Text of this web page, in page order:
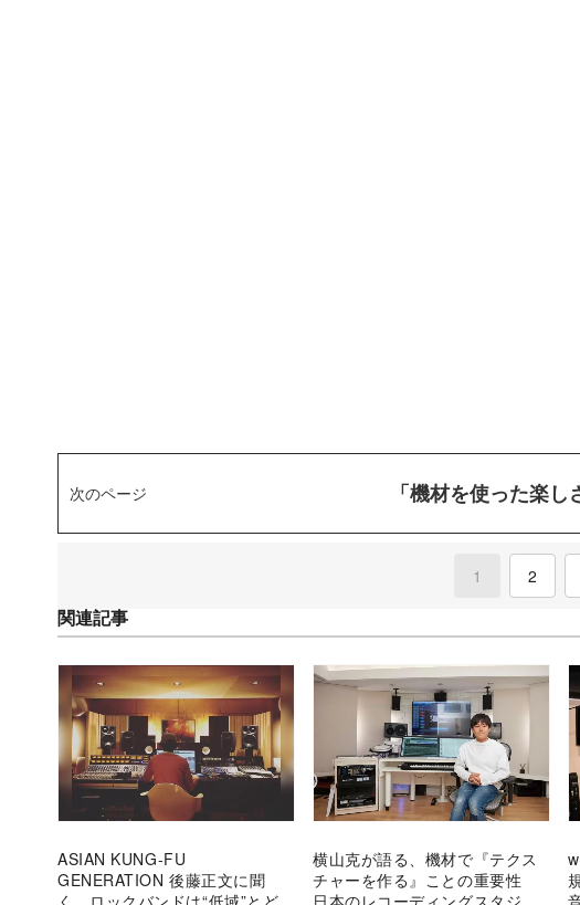
次のページ 「機材を使った楽し
1 (current)
2
関連記事
ASIAN KUNG-FU
GENERATION 後藤正文に聞
横山克が語る、機材で『テクス
チャーを作る』ことの重要性